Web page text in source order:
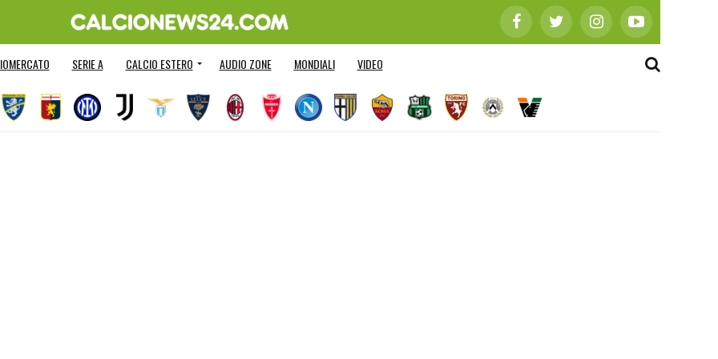
SERIE A CALCIO ESTERO AUDIO ZONE MONDIALI VIDEO